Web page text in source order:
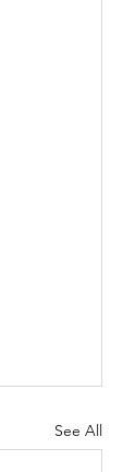
See All